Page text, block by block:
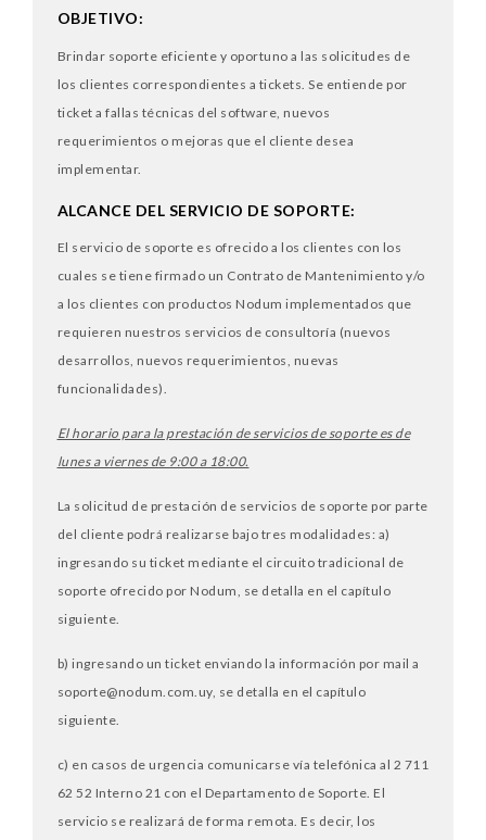
OBJETIVO:
Brindar soporte eficiente y oportuno a las solicitudes de
los clientes correspondientes a tickets. Se entiende por
ticket a fallas técnicas del software, nuevos
requerimientos o mejoras que el cliente desea
implementar.
ALCANCE DEL SERVICIO DE SOPORTE:
El servicio de soporte es ofrecido a los clientes con los
cuales se tiene firmado un Contrato de Mantenimiento y/o
a los clientes con productos Nodum implementados que
requieren nuestros servicios de consultoría (nuevos
desarrollos, nuevos requerimientos, nuevas
funcionalidades).
El horario para la prestación de servicios de soporte es de
lunes a viernes de 9:00 a 18:00.
La solicitud de prestación de servicios de soporte por parte
del cliente podrá realizarse bajo tres modalidades: a)
ingresando su ticket mediante el circuito tradicional de
soporte ofrecido por Nodum, se detalla en el capítulo
siguiente.
b) ingresando un ticket enviando la información por mail a
soporte@nodum.com.uy, se detalla en el capítulo
siguiente.
c) en casos de urgencia comunicarse vía telefónica al 2 711
62 52 Interno 21 con el Departamento de Soporte. El
servicio se realizará de forma remota. Es decir, los